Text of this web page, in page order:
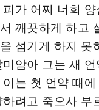
가 어찌 너희
깨끗하게 하고
섬기게 하지 못
암아 그는 새 언
는 첫 언약 때
려고 죽으사 부